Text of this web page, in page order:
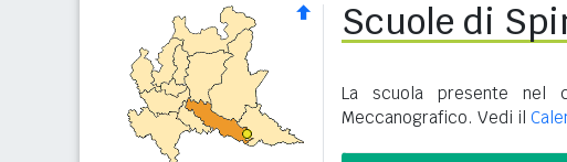
Scuole di
La scuola presente nel
Meccanografico. Vedi il